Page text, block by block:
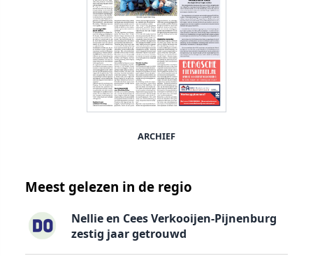
ARCHIEF
Meest gelezen in de regio
Nellie en Cees Verkooijen-Pijnenburg
zestig jaar getrouwd